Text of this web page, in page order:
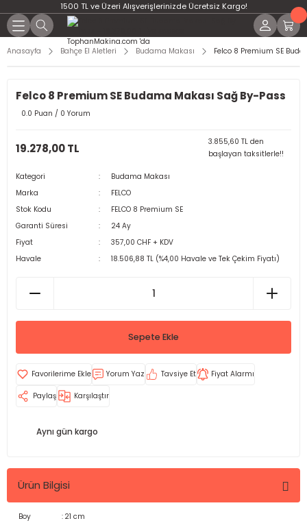
1500 TL ve Üzeri Alışverişlerinizde Ücretsiz Kargo!
Anasayfa Bahçe El Aletleri Budama Makası Felco 8 Premium SE
Felco 8 Premium SE Budama Makası Sağ By-Pass
0.0 Puan / 0 Yorum
19.278,00 TL
3.855,60 TL den
başlayan taksitlerle!!
Kategori
Budama Makası
Marka
FELCO
Stok Kodu
FELCO 8 Premium SE
Garanti Süresi
24 Ay
Fiyat
357,00 CHF + KDV
Havale
18.506,88 TL (%4,00 Havale ve Tek Çekim Fiyatı)
Sepete Ekle
Yorum Yaz Tavsiye Et Fiyat Alarmı
Paylaş Karşılaştır
Aynı gün kargo
Ürün Bilgisi
Boy : 21 cm